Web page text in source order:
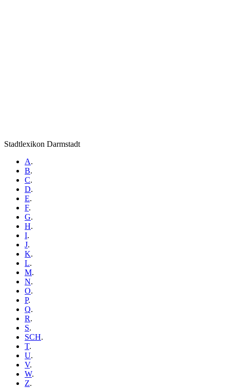
Stadtlexikon Darmstadt
A.
B.
C.
D.
E.
F.
G.
H.
I.
J.
K.
L.
M.
N.
O.
P.
Q.
R.
S.
SCH.
T.
U.
V.
W.
Z.